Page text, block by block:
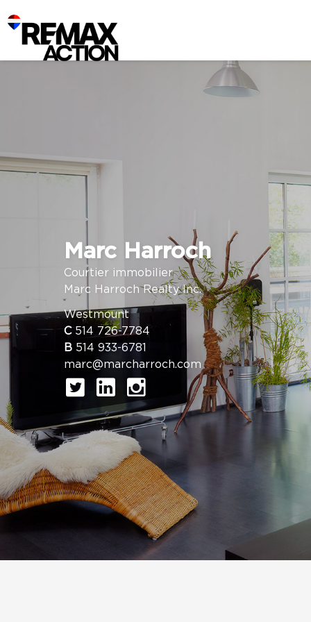
Marc Harroch
Courtier immobilier
Marc Harroch Realty Inc.
Westmount
C 514 726-7784
B 514 933-6781
marc@marcharroch.com